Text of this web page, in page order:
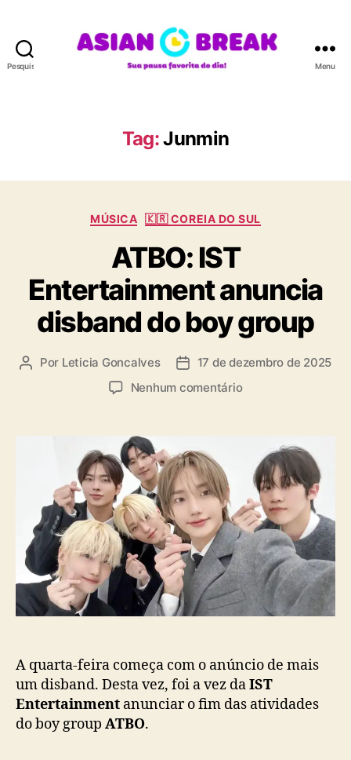
Pesquisar
A
N
R
A
Menu
Tag:Junmin
C
t
e
g
o
r
i
a
s
MÚSICA 🇰🇷 COREIA DO SUL
ATBO: IST
Entertainment anuncia
disband do boy group
A Por Leticia Goncalves
D
e
p
u
b
l
i
c
a
ç
ã
17 de dezembro de 2025
Nenhum comentárioe
I
S
T
E
n
t
a
i
n
A quarta-feira começa com o anúncio de mais
um disband. Desta vez, foi a vez daIST
Entertainment anunciar o fim das atividades
do boy group ATBO.